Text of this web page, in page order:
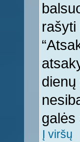
rašyti
galės
Į viršų